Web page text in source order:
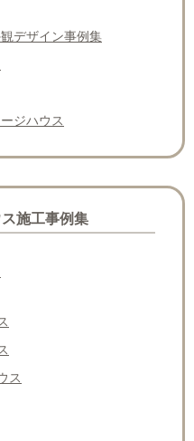
デザイン事例集
ジハウス
施工事例集
ス